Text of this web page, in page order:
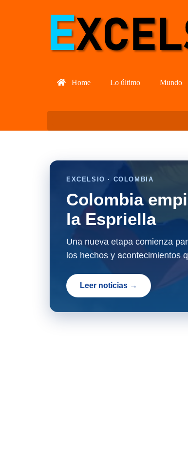
Home Lo último Mundo
EXCELSIO · COLOMBIA
Colombia
la Espriella
Una nueva etapa comienza
los hechos y acontecimientos
Leer noticias →